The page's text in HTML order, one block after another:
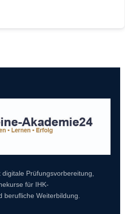
Prüfungsvorbereitung,
für IHK-
berufliche Weiterbildung.